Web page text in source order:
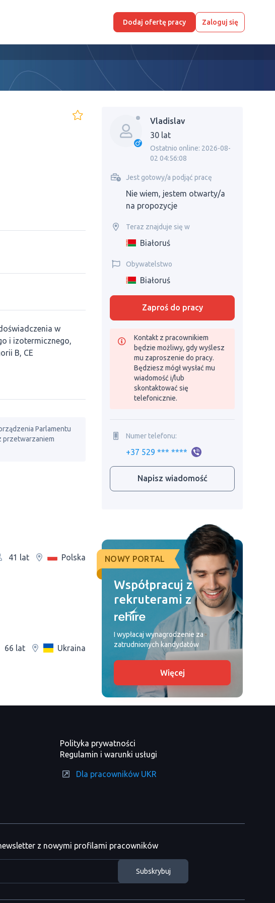
Dodaj ofertę pracy Zaloguj się
w
i izotermicznego,
B, CE
Parlamentu
przetwarzaniem
41 lat Polska
66 lat Ukraina
Vladislav
30 lat
Ostatnio online: 2026-08-
02 04:56:08
Jest gotowy/a podjąć pracę
Nie wiem, jestem otwarty/a
na propozycje
Teraz znajduje się w
Białoruś
Obywatelstwo
Białoruś
Zaproś do pracy
Kontakt z pracownikiem
będzie możliwy, gdy wyślesz
mu zaproszenie do pracy.
Będziesz mógł wysłać mu
wiadomość i/lub
skontaktować się
telefonicznie.
Numer telefonu:
+37 529 *** ****
Napisz wiadomość
NOWY PORTAL
Współpracuj z
rekruterami z
I wypłacaj wynagrodzenie za
zatrudnionych kandydatów
Więcej
Polityka prywatności
Regulamin i warunki usługi
Dla pracowników UKR
z nowymi profilami pracowników